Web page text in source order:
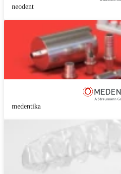
neodent
medentika